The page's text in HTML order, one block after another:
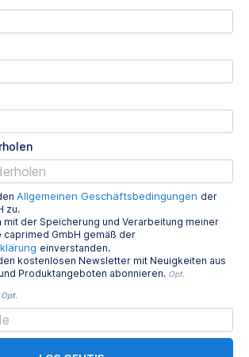
Allgemeinen Geschäftsbedingungen der
zu.
mit der Speicherung und Verarbeitung meiner
caprimed GmbH gemäß der
einverstanden.
kostenlosen Newsletter mit Neuigkeiten aus
Produktangeboten abonnieren. Opt.
Opt.